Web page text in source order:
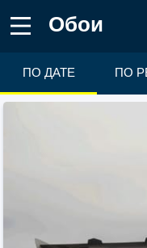
Обои
ПО ДАТЕ ПО